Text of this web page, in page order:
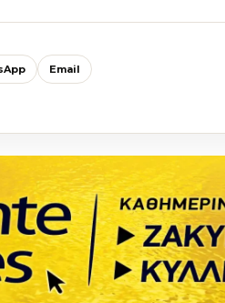
Email